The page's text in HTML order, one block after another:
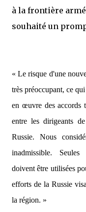
à la frontière
souhaité un
« Le risque d'une
très préoccupant, ce
en œuvre des accords
entre les dirigeants
Russie. Nous
inadmissible. Seules
doivent être utilisées
efforts de la Russie
la région. »